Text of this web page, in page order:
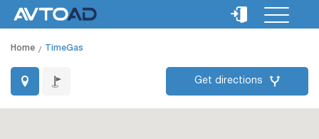
Home TimeGas
Get directions